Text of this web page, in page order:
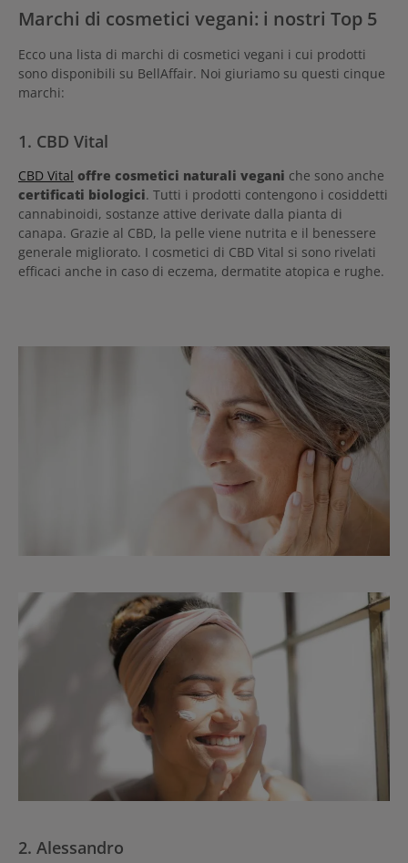
Marchi di cosmetici vegani: i nostri Top 5
Ecco una lista di marchi di cosmetici vegani i cui prodotti
sono disponibili su BellAffair. Noi giuriamo su questi cinque
marchi:
1. CBD Vital
CBD Vital offre cosmetici naturali vegani che sono anche
certificati biologici. Tutti i prodotti contengono i cosiddetti
cannabinoidi, sostanze attive derivate dalla pianta di
canapa. Grazie al CBD, la pelle viene nutrita e il benessere
generale migliorato. I cosmetici di CBD Vital si sono rivelati
efficaci anche in caso di eczema, dermatite atopica e rughe.
2. Alessandro